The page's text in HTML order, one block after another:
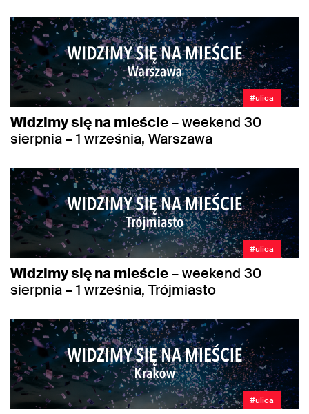
#ulica
Widzimy się na mieście– weekend 30
sierpnia – 1 września, Warszawa
#ulica
Widzimy się na mieście– weekend 30
sierpnia – 1 września, Trójmiasto
#ulica